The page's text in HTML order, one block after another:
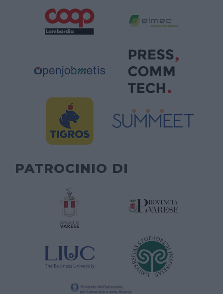
PATROCINIO DI